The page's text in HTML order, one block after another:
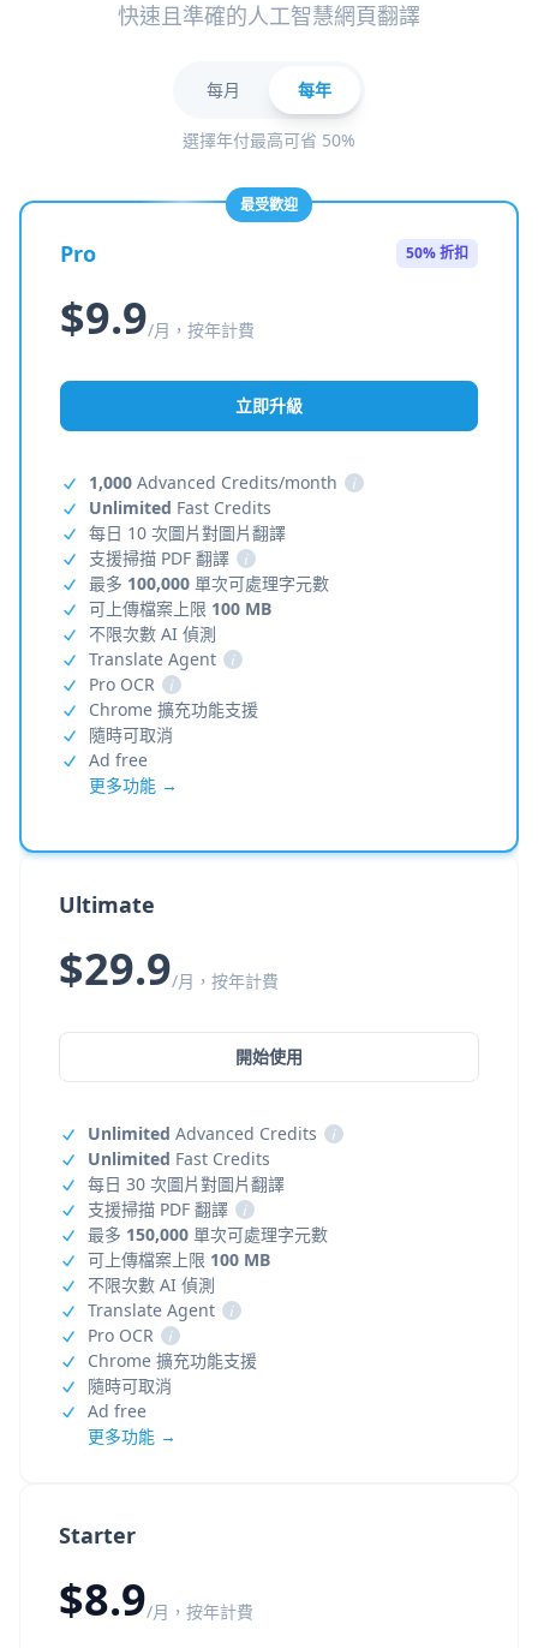
快速且準確的人工智慧網頁翻譯
每月 每年
選擇年付最高可省 50%
Starter
$8.9/月，按年計費
最受歡迎
Pro 50% 折扣
$9.9/月，按年計費
立即升級
1,000 Advanced Credits/month
i
Unlimited Fast Credits
每日 10 次圖片對圖片翻譯
支援掃描 PDF 翻譯
i
最多 100,000 單次可處理字元數
可上傳檔案上限 100 MB
不限次數 AI 偵測
Translate Agent
i
Pro OCR
i
Chrome 擴充功能支援
隨時可取消
Ad free
更多功能 →
Ultimate
$29.9/月，按年計費
開始使用
Unlimited Advanced Credits
i
Unlimited Fast Credits
每日 30 次圖片對圖片翻譯
支援掃描 PDF 翻譯
i
最多 150,000 單次可處理字元數
可上傳檔案上限 100 MB
不限次數 AI 偵測
Translate Agent
i
Pro OCR
i
Chrome 擴充功能支援
隨時可取消
Ad free
更多功能 →